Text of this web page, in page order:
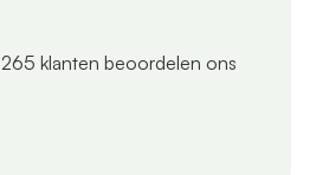
265 klanten beoordelen ons